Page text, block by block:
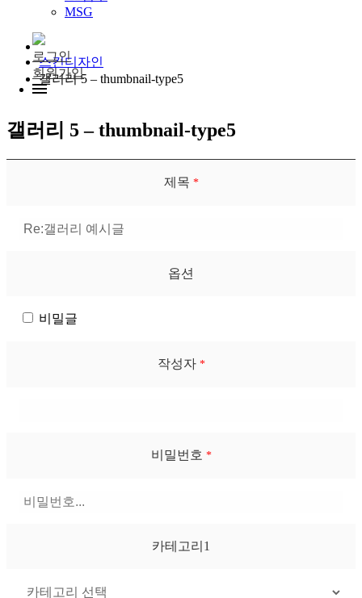
MSG
로그인
회원가입
스킨디자인
갤러리 5 – thumbnail-type5
갤러리 5 – thumbnail-type5
제목 *
옵션
비밀글
작성자 *
비밀번호 *
카테고리1